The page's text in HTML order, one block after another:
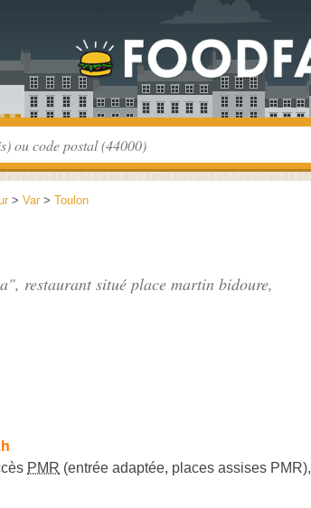
> Var > Toulon
restaurant situé place martin bidoure,
PMR (entrée adaptée, places assises PMR),